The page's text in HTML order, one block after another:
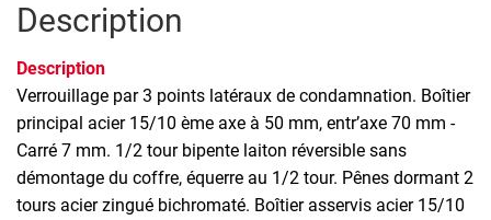
Description
Description
Verrouillage par 3 points latéraux de condamnation. Boîtier
principal acier 15/10 ème axe à 50 mm, entr’axe 70 mm -
Carré 7 mm. 1/2 tour bipente laiton réversible sans
démontage du coffre, équerre au 1/2 tour. Pênes dormant 2
tours acier zingué bichromaté. Boîtier asservis acier 15/10